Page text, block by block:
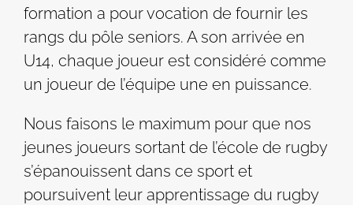
formation a pour vocation de fournir les
rangs du pôle seniors. A son arrivée en
U14, chaque joueur est considéré comme
un joueur de l’équipe une en puissance.
Nous faisons le maximum pour que nos
jeunes joueurs sortant de l’école de rugby
s’épanouissent dans ce sport et
poursuivent leur apprentissage du rugby